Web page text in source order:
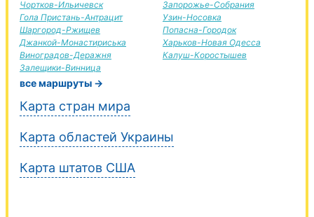
Чортков-Ильичевск
Гола Пристань-Антрацит
Шаргород-Ржищев
Джанкой-Монастириська
Виноградов-Деражня
Залещики-Винница
Запорожье-Собрания
Узин-Носовка
Попасна-Городок
Харьков-Новая Одесса
Калуш-Коростышев
все маршруты →
Карта стран мира
Карта областей Украины
Карта штатов США